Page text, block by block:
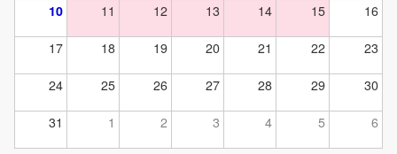
10 11 12 13 14 15 16
17 18 19 20 21 22 23
24 25 26 27 28 29 30
31 1 2 3 4 5 6